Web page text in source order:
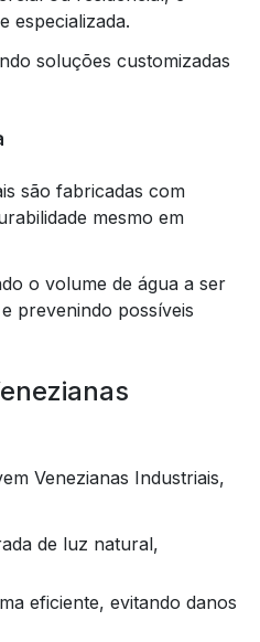
especializada.
soluções customizadas
são fabricadas com
mesmo em
o volume de água a ser
prevenindo possíveis
Venezianas Industriais,